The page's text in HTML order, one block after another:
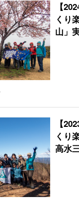
【
くり
山」
【
くり
高水